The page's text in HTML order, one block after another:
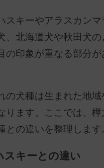
スキーやアラスカンマ
、北海道犬や秋田犬の
の印象が重なる部分が
の犬種は生まれた地域
ります。ここでは、樺
との違いを整理します
スキーとの違い